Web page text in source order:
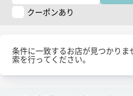
クーポンあり
条件に一致するお店が見つかり
索を行ってください。